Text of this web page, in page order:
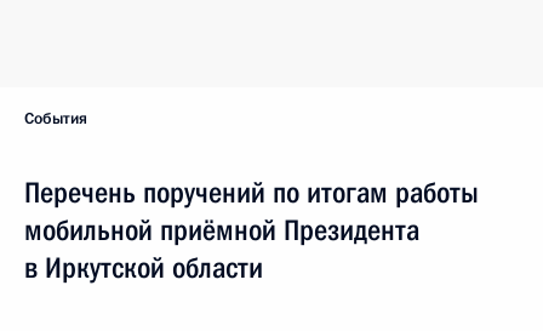
События
Перечень поручений по итогам работы
мобильной приёмной Президента
в Иркутской области